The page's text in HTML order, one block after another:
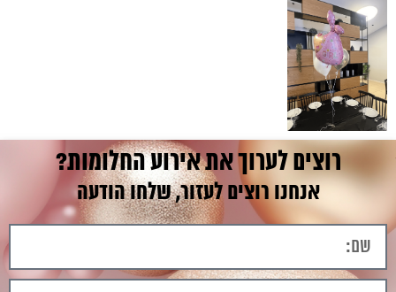
רוצים לערוך את אירוע החלומות?
אנחנו רוצים לעזור, שלחו הודעה